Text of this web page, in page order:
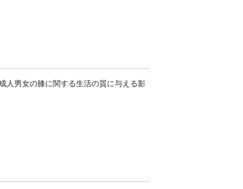
人男女の膝に関する生活の質に与える影